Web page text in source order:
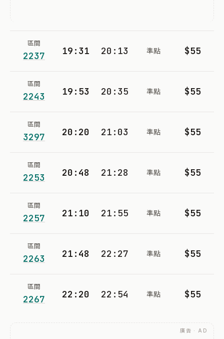
區間
2237 19:31 20:13 準點 $55
區間
2243 19:53 20:35 準點 $55
區間
3297 20:20 21:03 準點 $55
區間
2253 20:48 21:28 準點 $55
區間
2257 21:10 21:55 準點 $55
區間
2263 21:48 22:27 準點 $55
區間
2267 22:20 22:54 準點 $55
廣告 · AD